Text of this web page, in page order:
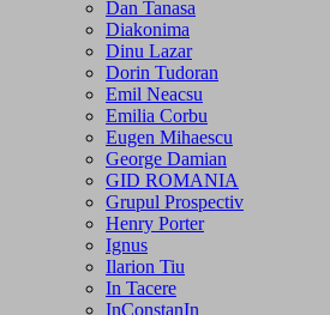
Dan Tanasa
Diakonima
Dinu Lazar
Dorin Tudoran
Emil Neacsu
Emilia Corbu
Eugen Mihaescu
George Damian
GID ROMANIA
Grupul Prospectiv
Henry Porter
Ignus
Ilarion Tiu
In Tacere
InConstanIn